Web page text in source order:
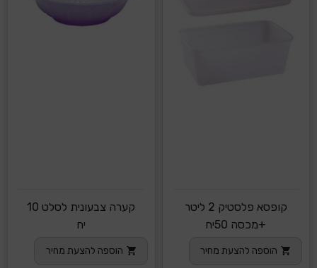
קופסא פלסטיק 2 ליטר
+מכסה 50יח
הוספה להצעת מחיר
קערה צבעונית לסלט 10
יח
הוספה להצעת מחיר